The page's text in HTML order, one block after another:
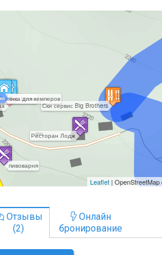
Отзывы
(2)
Онлайн
бронирование